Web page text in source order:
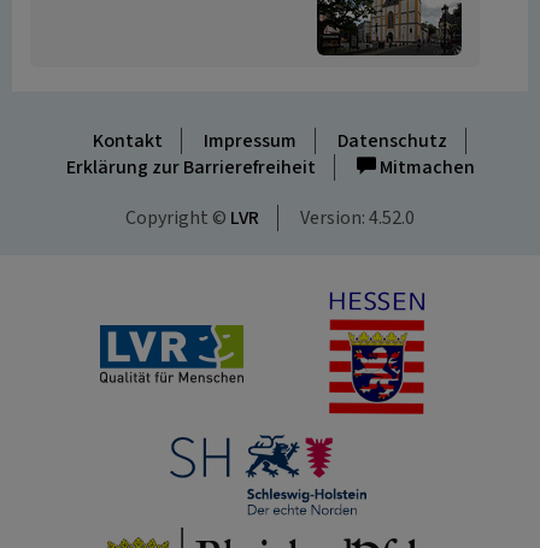
Kontakt Impressum
Datenschutz
Erklärung zur Barrierefreiheit
Mitmachen
Copyright © LVR Version: 4.52.0